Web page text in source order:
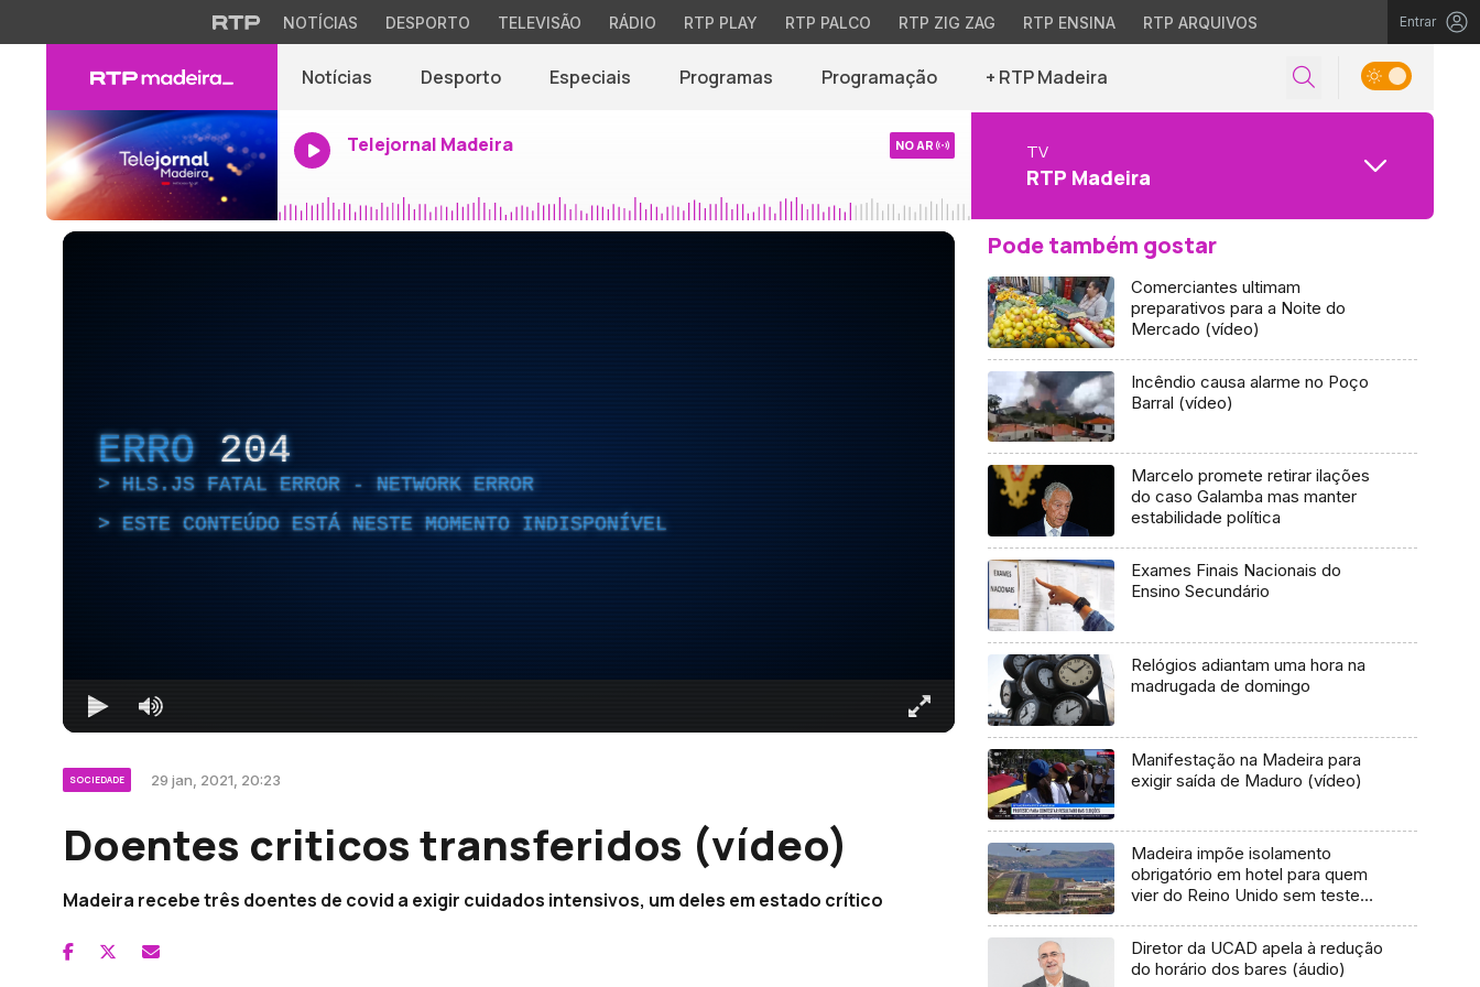
NOTÍCIAS DESPORTO TELEVISÃO RÁDIO RTP PLAY RTP PALCO RTP ZIG ZAG RTP ENSINA RTP ARQUIVOS Entrar
Notícias Desporto Especiais Programas Programação + RTP Madeira
Telejornal Madeira NO AR TV
RTP Madeira
ERRO 204
HLS.JS FATAL ERROR - NETWORK ERROR
ESTE CONTEÚDO ESTÁ NESTE MOMENTO INDISPONÍVEL
SOCIEDADE 29 jan, 2021, 20:23
Doentes criticos transferidos (vídeo)
Madeira recebe três doentes de covid a exigir cuidados intensivos, um deles em estado crítico
Pode também gostar
Comerciantes ultimam
preparativos para a Noite do
Mercado (vídeo)
Incêndio causa alarme no Poço
Barral (vídeo)
Marcelo promete retirar ilações
do caso Galamba mas manter
estabilidade política
Exames Finais Nacionais do
Ensino Secundário
Relógios adiantam uma hora na
madrugada de domingo
Manifestação na Madeira para
exigir saída de Maduro (vídeo)
Madeira impõe isolamento
obrigatório em hotel para quem
vier do Reino Unido sem teste
Diretor da UCAD apela à redução
do horário dos bares (áudio)